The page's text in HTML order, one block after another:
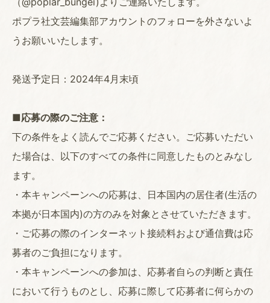
ポプラ社文芸編集部アカウントのフォローを外さないよ
うお願いいたします。
発送予定日：2024年4月末頃
■応募の際のご注意：
下の条件をよく読んでご応募ください。ご応募いただい
た場合は、以下のすべての条件に同意したものとみなし
ます。
・本キャンペーンへの応募は、日本国内の居住者(生活の
本拠が日本国内)の方のみを対象とさせていただきます。
・ご応募の際のインターネット接続料および通信費は応
募者のご負担になります。
・本キャンペーンへの参加は、応募者自らの判断と責任
において行うものとし、応募に際して応募者に何らかの